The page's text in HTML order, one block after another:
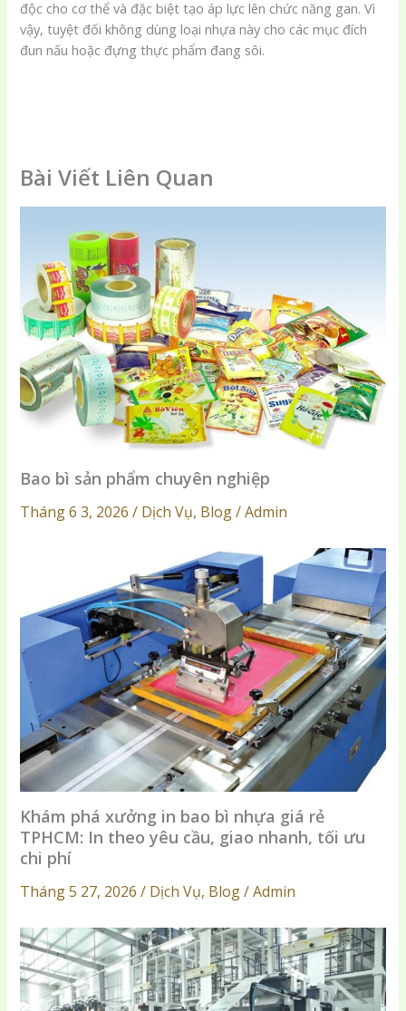
độc cho cơ thể và đặc biệt tạo áp lực lên chức năng gan. Vì
vậy, tuyệt đối không dùng loại nhựa này cho các mục đích
đun nấu hoặc đựng thực phẩm đang sôi.
Bài Viết Liên Quan
Bao bì sản phẩm chuyên nghiệp
Tháng 6 3, 2026 / Dịch Vụ, Blog / Admin
Khám phá xưởng in bao bì nhựa giá rẻ
TPHCM: In theo yêu cầu, giao nhanh, tối ưu
chi phí
Tháng 5 27, 2026 / Dịch Vụ, Blog / Admin